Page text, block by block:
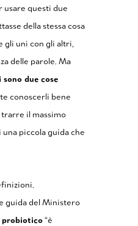
usare questi due
della stessa cosa
gli uni con gli altri,
delle parole. Ma
due cose
conoscerli bene
il massimo
piccola guida che
guida del Ministero
probiotico“è